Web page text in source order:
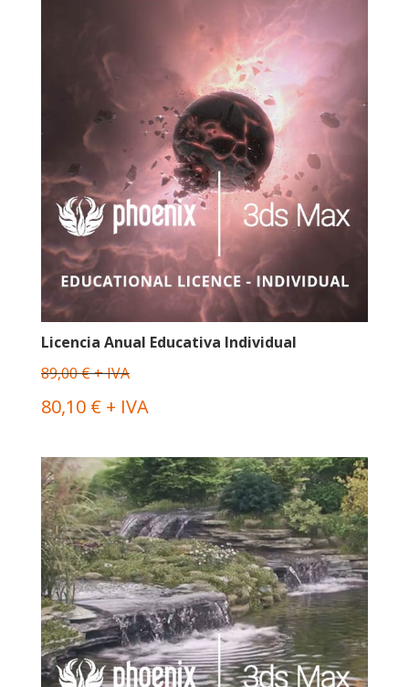
Licencia Anual Educativa Individual
89,00 € + IVA
80,10 € + IVA